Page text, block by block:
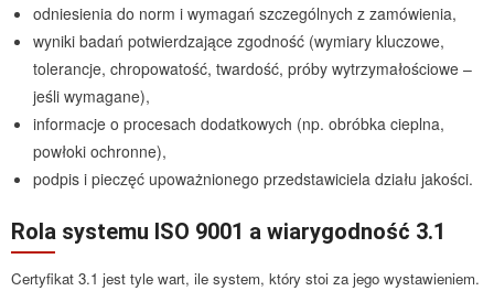
odniesienia do norm i wymagań szczególnych z zamówienia,
wyniki badań potwierdzające zgodność (wymiary kluczowe,
tolerancje, chropowatość, twardość, próby wytrzymałościowe –
jeśli wymagane),
informacje o procesach dodatkowych (np. obróbka cieplna,
powłoki ochronne),
podpis i pieczęć upoważnionego przedstawiciela działu jakości.
Rola systemu ISO 9001 a wiarygodność 3.1
Certyfikat 3.1 jest tyle wart, ile system, który stoi za jego wystawieniem.